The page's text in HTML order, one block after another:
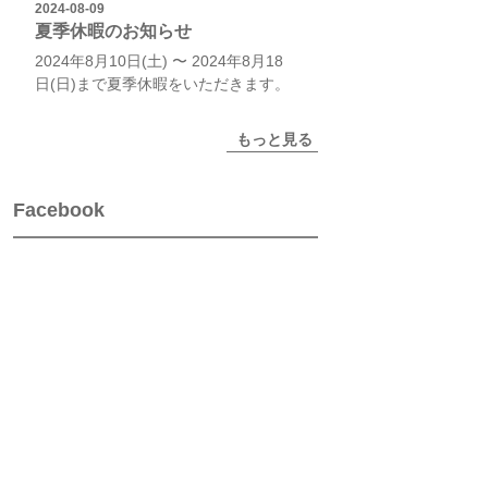
2024-08-09
夏季休暇のお知らせ
2024年8月10日(土) 〜 2024年8月18
日(日)まで夏季休暇をいただきます。
もっと見る
Facebook